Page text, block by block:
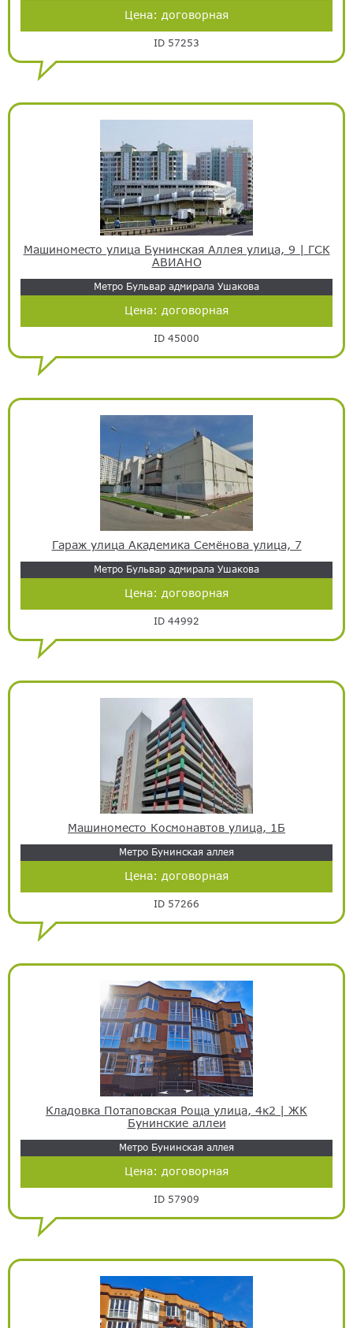
Цена: договорная
ID 57253
Машиноместо улица Бунинская Аллея улица, 9 | ГСК
АВИАНО
Метро Бульвар адмирала Ушакова
Цена: договорная
ID 45000
Гараж улица Академика Семёнова улица, 7
Метро Бульвар адмирала Ушакова
Цена: договорная
ID 44992
Машиноместо Космонавтов улица, 1Б
Метро Бунинская аллея
Цена: договорная
ID 57266
Кладовка Потаповская Роща улица, 4к2 | ЖК
Бунинские аллеи
Метро Бунинская аллея
Цена: договорная
ID 57909